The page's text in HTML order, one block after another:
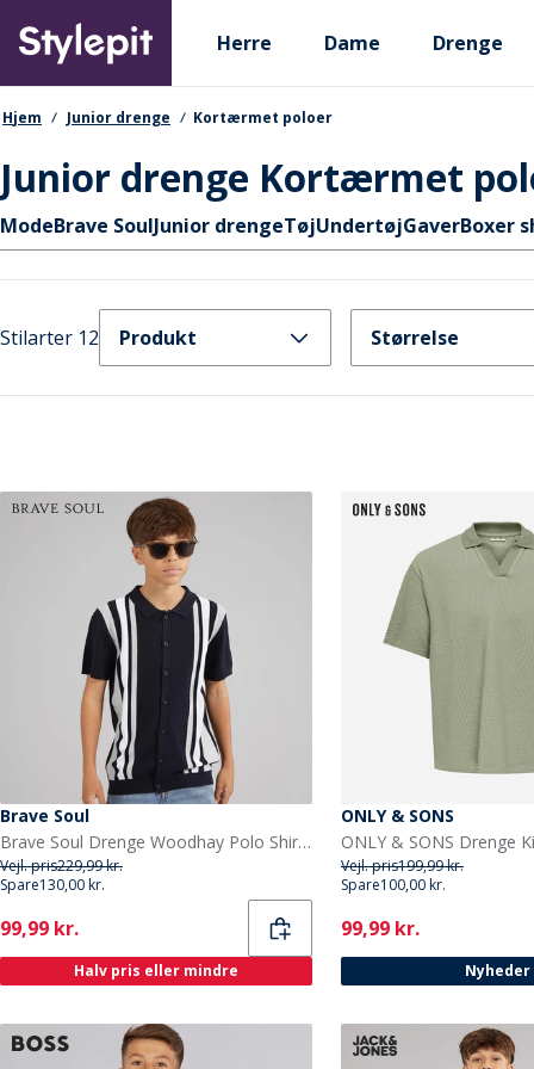
main
content
Primary departments
Herre Dame Drenge
navigationssti
Hjem Junior drenge Kortærmet poloer
Junior drenge Kortærmet
Hurtige links
ModeBrave SoulJunior drengeTøjUndertøjGaverBoxer
Stilarter 12 Produkt Størrelse
Brave Soul
Brave Soul Drenge Woodhay Polo Shirt Navy
Vejl. pris229,99 kr.
Spare130,00 kr.
Current
99,99 kr.
Halv pris eller mindre
ONLY & SONS
Vejl. pris199,99 kr.
Spare100,00 kr.
Current
99,99 kr.
Nyheder